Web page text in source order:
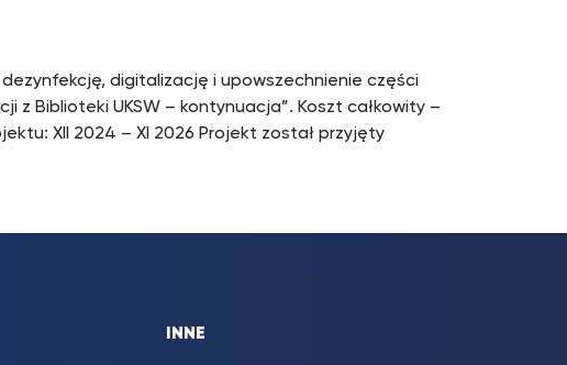
digitalizację i upowszechnienie części
Biblioteki UKSW – kontynuacja”. Koszt całkowity –
XII 2024 – XI 2026 Projekt został przyjęty
INNE